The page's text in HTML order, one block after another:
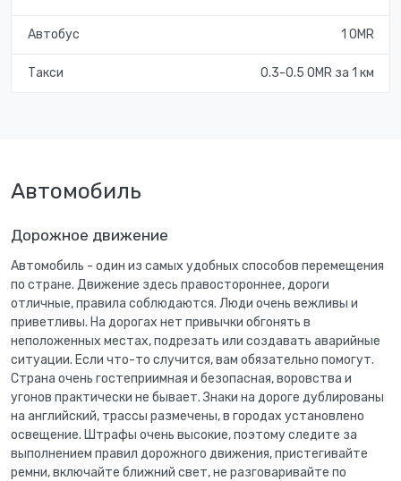
Автобус 1 OMR
Такси 0.3-0.5 OMR за 1 км
Автомобиль
Дорожное движение
Автомобиль - один из самых удобных способов перемещения
по стране. Движение здесь правостороннее, дороги
отличные, правила соблюдаются. Люди очень вежливы и
приветливы. На дорогах нет привычки обгонять в
неположенных местах, подрезать или создавать аварийные
ситуации. Если что-то случится, вам обязательно помогут.
Страна очень гостеприимная и безопасная, воровства и
угонов практически не бывает. Знаки на дороге дублированы
на английский, трассы размечены, в городах установлено
освещение. Штрафы очень высокие, поэтому следите за
выполнением правил дорожного движения, пристегивайте
ремни, включайте ближний свет, не разговаривайте по